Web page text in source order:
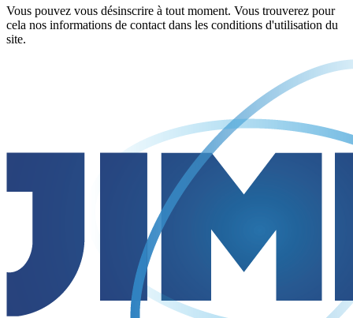
Vous pouvez vous désinscrire à tout moment. Vous trouverez pour
cela nos informations de contact dans les conditions d'utilisation du
site.